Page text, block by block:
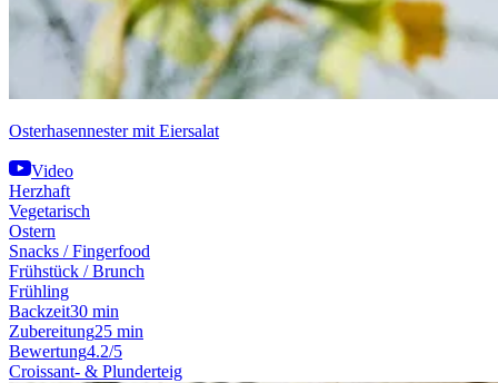
Osterhasennester mit Eiersalat
Video
Herzhaft
Vegetarisch
Ostern
Snacks / Fingerfood
Frühstück / Brunch
Frühling
Backzeit30 min
Zubereitung25 min
Bewertung4.2/5
Croissant- & Plunderteig